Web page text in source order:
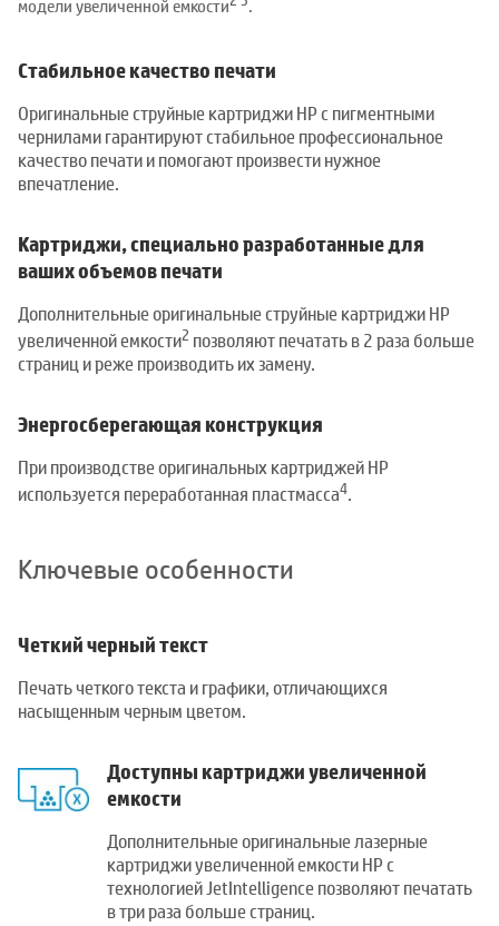
модели увеличенной емкости .
Стабильное качество печати
Оригинальные струйные картриджи HP с пигментными
чернилами гарантируют стабильное профессиональное
качество печати и помогают произвести нужное
впечатление.
Картриджи, специально разработанные для
ваших объемов печати
Дополнительные оригинальные струйные картриджи HP
увеличенной емкости2 позволяют печатать в 2 раза больше
страниц и реже производить их замену.
Энергосберегающая конструкция
При производстве оригинальных картриджей HP
используется переработанная пластмасса4.
Ключевые особенности
Четкий черный текст
Печать четкого текста и графики, отличающихся
насыщенным черным цветом.
Доступны картриджи увеличенной
емкости
Дополнительные оригинальные лазерные
картриджи увеличенной емкости HP с
технологией JetIntelligence позволяют печатать
в три раза больше страниц.